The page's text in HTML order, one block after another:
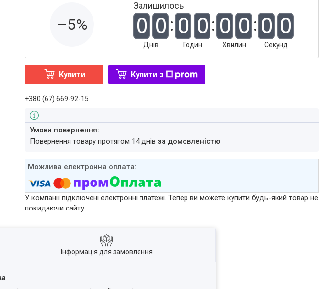
–5%
Залишилось
0 0
Днів
0 0
Годин
0 0
Хвилин
0 0
Секунд
Купити Купити з
+380 (67) 669-92-15
повернення товару протягом 14 днівза домовленістю
У компанії підключені електронні платежі. Тепер ви можете купити будь-який товар не
покидаючи сайту.
Інформація для замовлення